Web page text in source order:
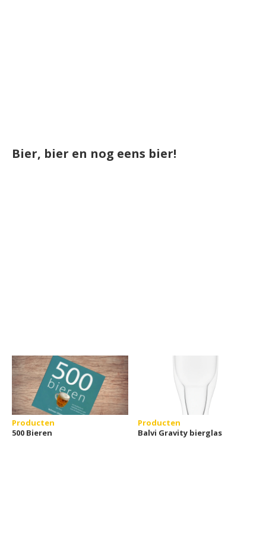
Bier, bier en nog eens bier!
Producten
500 Bieren
Producten
Balvi Gravity bierglas